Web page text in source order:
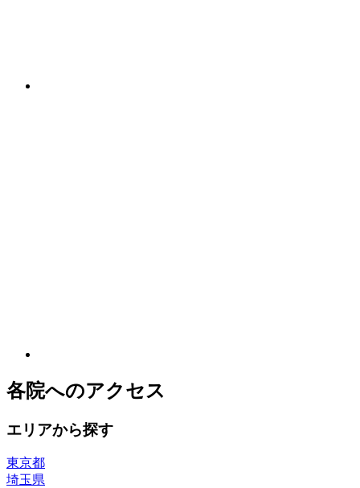
各院へのアクセス
エリアから探す
東京都
埼玉県